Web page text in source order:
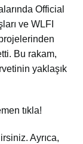
Official
ve WLFI
Bu rakam,
yaklaşık
tıkla!
Ayrıca,